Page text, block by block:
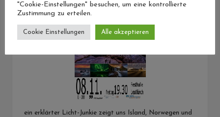
ein erklärter Licht-Junkie zeigt uns Island, Norwegen und
"Cookie-Einstellungen" besuchen, um eine kontrollierte
Zustimmung zu erteilen.
Cookie Einstellungen Alle akzeptieren